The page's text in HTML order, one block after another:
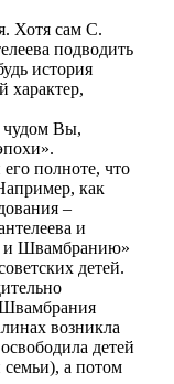
Хотя сам С.
подводить
история
характер,
чудом Вы,
полноте, что
как
–
и
и Швамбранию»
детей.
Швамбрания
возникла
детей
семьи), а потом